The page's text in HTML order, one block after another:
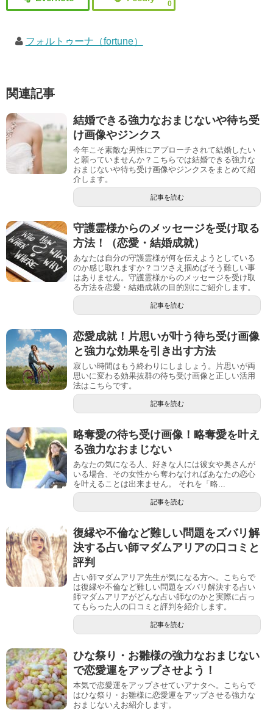
0
フォルトゥーナ（fortune）
関連記事
結婚できる強力なおまじないや待ち受
け画像やジンクス
今年こそ素敵な男性にアプローチされて結婚したい
と願っていませんか？こちらでは結婚できる強力な
おまじないや待ち受け画像やジンクスをまとめて紹
介します。
記事を読む
守護霊様からのメッセージを受け取る
方法！（恋愛・結婚成就）
あなたは自分の守護霊様が何を伝えようとしている
のか感じ取れますか？コツさえ掴めばそう難しい事
はありません。守護霊様からのメッセージを受け取
る方法を恋愛・結婚成就の目的別にご紹介します。
記事を読む
恋愛成就！片思いが叶う待ち受け画像
と強力な効果を引き出す方法
寂しい時間はもう終わりにしましょう。片思いが両
思いに変わる効果抜群の待ち受け画像と正しい活用
法はこちらです。
記事を読む
略奪愛の待ち受け画像！略奪愛を叶え
る強力なおまじない
あなたの気になる人、好きな人には彼女や奥さんが
いる場合、その女性から奪わなければあなたの恋心
を叶えることは出来ません。 それを「略...
記事を読む
復縁や不倫など難しい問題をズバリ解
決する占い師マダムアリアの口コミと
評判
占い師マダムアリア先生が気になる方へ。こちらで
は復縁や不倫など難しい問題をズバリ解決する占い
師マダムアリアがどんな占い師なのかと実際に占っ
てもらった人の口コミと評判を紹介します。
記事を読む
ひな祭り・お雛様の強力なおまじない
で恋愛運をアップさせよう！
本気で恋愛運をアップさせていアナタヘ。こちらで
はひな祭り・お雛様に恋愛運をアップさせる強力な
おまじないえお紹介します。